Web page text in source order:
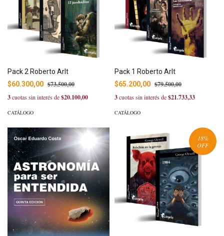
Pack 2 Roberto Arlt
$60.300,00 $73.500,00
3cuotas sin interés de$20.100,00
CATÁLOGO
Pack 1 Roberto Arlt
$65.200,00 $79.500,00
3cuotas sin interés de$21.733,33
CATÁLOGO
18%
OFF